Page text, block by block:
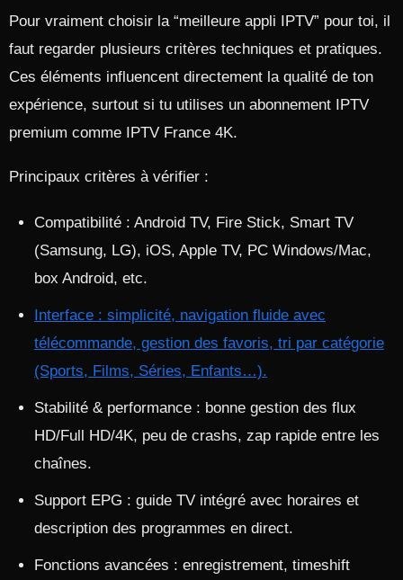
Pour vraiment choisir la “meilleure appli IPTV” pour toi, il
faut regarder plusieurs critères techniques et pratiques.
Ces éléments influencent directement la qualité de ton
expérience, surtout si tu utilises un abonnement IPTV
premium comme IPTV France 4K.​
Principaux critères à vérifier :
Compatibilité : Android TV, Fire Stick, Smart TV
(Samsung, LG), iOS, Apple TV, PC Windows/Mac,
box Android, etc.​
Interface : simplicité, navigation fluide avec
télécommande, gestion des favoris, tri par catégorie
(Sports, Films, Séries, Enfants…).​
Stabilité & performance : bonne gestion des flux
HD/Full HD/4K, peu de crashs, zap rapide entre les
chaînes.​
Support EPG : guide TV intégré avec horaires et
description des programmes en direct.​
Fonctions avancées : enregistrement, timeshift